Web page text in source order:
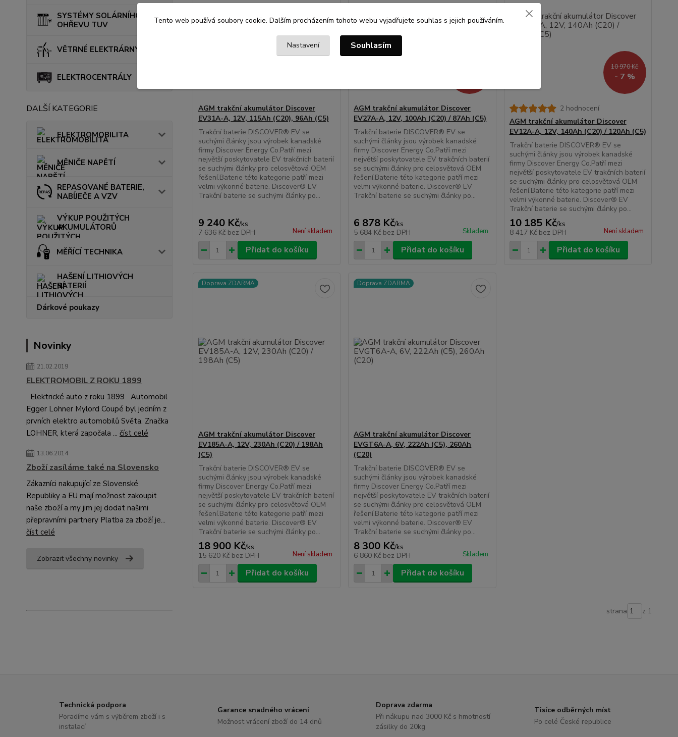
SYSTÉMY SOLÁRNÍHO
OHŘEVU TUV
VĚTRNÉ ELEKTRÁRNY
ELEKTROCENTRÁLY
DALŠÍ KATEGORIE
ELEKTROMOBILITA
MĚNIČE NAPĚTÍ
REPASOVANÉ BATERIE,
NABÍJEČE A VZV
VÝKUP POUŽITÝCH
AKUMULÁTORŮ
MĚŘÍCÍ TECHNIKA
HAŠENÍ LITHIOVÝCH
BATERIÍ
Dárkové poukazy
Novinky
21.02.2019
ELEKTROMOBIL Z ROKU 1899
Elektrické auto z roku 1899 Automobil
Egger Lohner Mylord Coupé byl jedním z
prvních elektro automobilů Světa. Značka
LOHNER, která započala ... číst celé
13.06.2014
Zboží zasíláme také na Slovensko
Zákazníci nakupující ze Slovenské
Republiky a EU mají možnost zakoupit
naše zboží a my jim jej dodat našimi
přepravními partnery Platba za zboží je...
číst celé
Zobrazit všechny novinky
AGM trakční akumulátor Discover
EV31A-A, 12V, 115Ah (C20), 96Ah (C5)
Trakční baterie DISCOVER® EV se
suchými články jsou výrobek kanadské
firmy Discover Energy Co.Patří mezi
největší poskytovatele EV trakčních baterií
se suchými články pro celosvětová OEM
řešení.Baterie této kategorie patří mezi
velmi výkonné baterie. Discover® EV
Trakční baterie se suchými články po...
9 240 Kč/ks
7 636 Kč bez DPH Není skladem
Přidat do košíku
AGM trakční akumulátor Discover
EV27A-A, 12V, 100Ah (C20) / 87Ah (C5)
Trakční baterie DISCOVER® EV se
suchými články jsou výrobek kanadské
firmy Discover Energy Co.Patří mezi
největší poskytovatele EV trakčních baterií
se suchými články pro celosvětová OEM
řešení.Baterie této kategorie patří mezi
velmi výkonné baterie. Discover® EV
Trakční baterie se suchými články po...
6 878 Kč/ks
5 684 Kč bez DPH Skladem
Přidat do košíku
10 970 Kč
- 7 %
2 hodnocení
AGM trakční akumulátor Discover
EV12A-A, 12V, 140Ah (C20) / 120Ah (C5)
Trakční baterie DISCOVER® EV se
suchými články jsou výrobek kanadské
firmy Discover Energy Co.Patří mezi
největší poskytovatele EV trakčních baterií
se suchými články pro celosvětová OEM
řešení.Baterie této kategorie patří mezi
velmi výkonné baterie. Discover® EV
Trakční baterie se suchými články po...
10 185 Kč/ks
8 417 Kč bez DPH Není skladem
Přidat do košíku
Doprava ZDARMA
AGM trakční akumulátor Discover
EV185A-A, 12V, 230Ah (C20) / 198Ah
(C5)
Trakční baterie DISCOVER® EV se
suchými články jsou výrobek kanadské
firmy Discover Energy Co.Patří mezi
největší poskytovatele EV trakčních baterií
se suchými články pro celosvětová OEM
řešení.Baterie této kategorie patří mezi
velmi výkonné baterie. Discover® EV
Trakční baterie se suchými články po...
18 900 Kč/ks
15 620 Kč bez DPH Není skladem
Přidat do košíku
Doprava ZDARMA
AGM trakční akumulátor Discover
EVGT6A-A, 6V, 222Ah (C5), 260Ah
(C20)
Trakční baterie DISCOVER® EV se
suchými články jsou výrobek kanadské
firmy Discover Energy Co.Patří mezi
největší poskytovatele EV trakčních baterií
se suchými články pro celosvětová OEM
řešení.Baterie této kategorie patří mezi
velmi výkonné baterie. Discover® EV
Trakční baterie se suchými články po...
8 300 Kč/ks
6 860 Kč bez DPH Skladem
Přidat do košíku
strana z 1
Technická podpora
Poradíme vám s výběrem zboží i s
instalací
Garance snadného vrácení
Možnost vrácení zboží do 14 dnů
Doprava zdarma
Při nákupu nad 3000 Kč s hmotností
zásilky do 20kg
Tisíce odběrných míst
Po celé České republice
Tento web používá soubory cookie. Dalším procházením tohoto webu vyjadřujete souhlas s jejich používáním.
Nastavení Souhlasím